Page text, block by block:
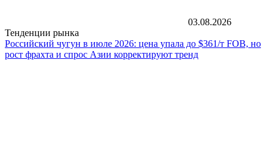
03.08.2026
Тенденции рынка
Российский чугун в июле 2026: цена упала до $361/т FOB, но
рост фрахта и спрос Азии корректируют тренд